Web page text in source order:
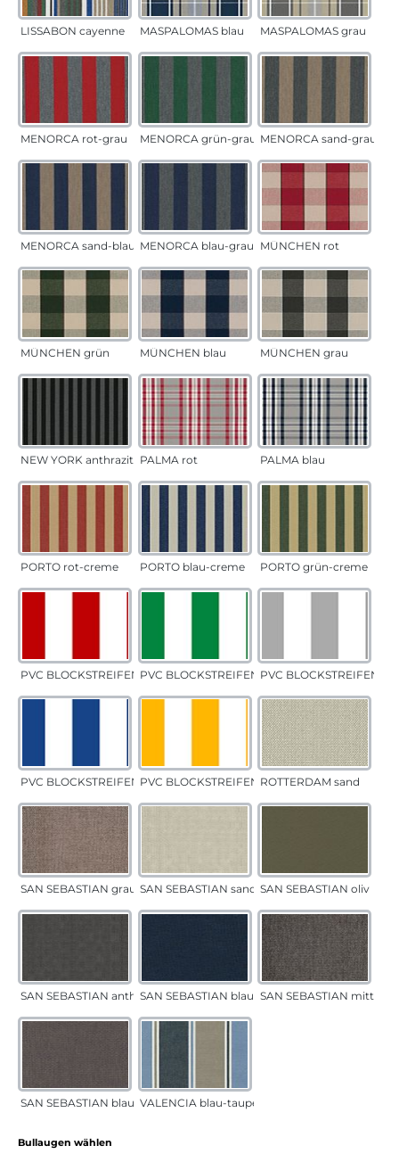
LISSABON cayenne MASPALOMAS blau MASPALOMAS grau
MENORCA rot-grau MENORCA grün-grau MENORCA sand-grau
MENORCA sand-blau MENORCA blau-grau MÜNCHEN rot
MÜNCHEN grün MÜNCHEN blau MÜNCHEN grau
NEW YORK anthrazit PALMA rot PALMA blau
PORTO rot-creme PORTO blau-creme PORTO grün-creme
PVC BLOCKSTREIFEN rotPVC BLOCKSTREIFEN grünPVC BLOCKSTREIFEN
PVC BLOCKSTREIFEN blauPVC BLOCKSTREIFEN gelbROTTERDAM sand
SAN SEBASTIAN grau-sandSAN SEBASTIAN sand SAN SEBASTIAN oliv
SAN SEBASTIAN anthrazitSAN SEBASTIAN blau SAN SEBASTIAN
SAN SEBASTIAN blau-sandVALENCIA blau-taupe
Bullaugen wählen